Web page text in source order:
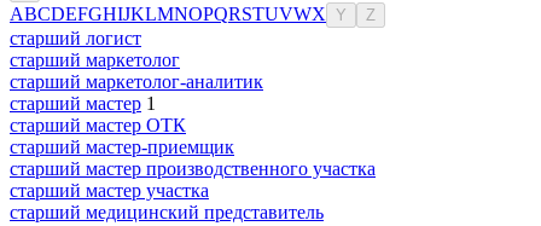
ABCDEFGHIJKLMNOPQRSTUVWX Y Z
старший логист
старший маркетолог
старший маркетолог-аналитик
старший мастер 1
старший мастер ОТК
старший мастер-приемщик
старший мастер производственного участка
старший мастер участка
старший медицинский представитель